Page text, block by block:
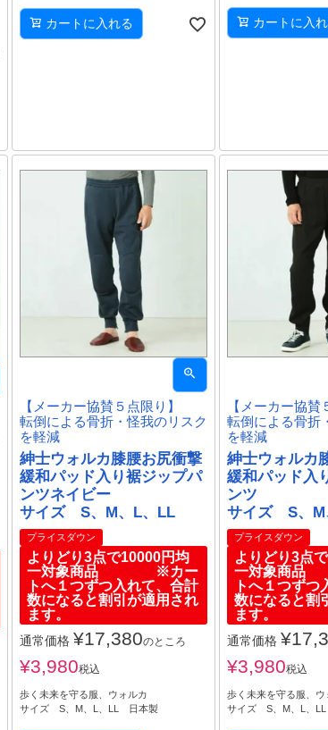
カートに入れる カートに入
【メーカー協賛５点限り】
転倒による骨折・怪我のリスク
を軽減
紳士ウォルカ膝腰お尻衝撃
緩和パッド入り裾ジップパ
ンツネイビー
サイズ S、M、L、LL
プライスダウン
よりどり3点で10000円均
一対象商品 ※カー
トへ１つずつ入れて、合計
数になると割引が適用され
ます。
通常価格 ¥17,380のところ
¥3,980税込
歩く未来を守る服、ウォルカ
サイズ S、M、L、LL 日本製
【メーカー協賛
転倒による骨折
を軽減
紳士ウォルカ
緩和パッド入
ンツ
サイズ S、M
プライスダウン
よりどり3点
一対象商
トへ１つずつ
数になると割
ます。
通常価格 ¥
¥3,980税込
歩く未来を守る服、ウ
サイズ S、M、L、